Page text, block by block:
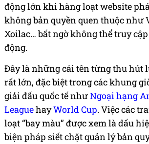
động lớn khi hàng loạt website
không bản quyền quen thuộc như
Xoilac… bất ngờ không thể truy
động.
Đây là những cái tên từng thu hút
rất lớn, đặc biệt trong các khung
giải đấu quốc tế nhưNgoại hạng
LeaguehayWorld Cup. Việc các
loạt “bay màu” được xem là dấu
biện pháp siết chặt quản lý bản